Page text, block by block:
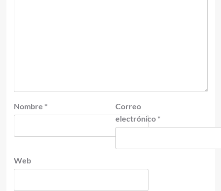
Nombre *
Correo
electrónico *
Web